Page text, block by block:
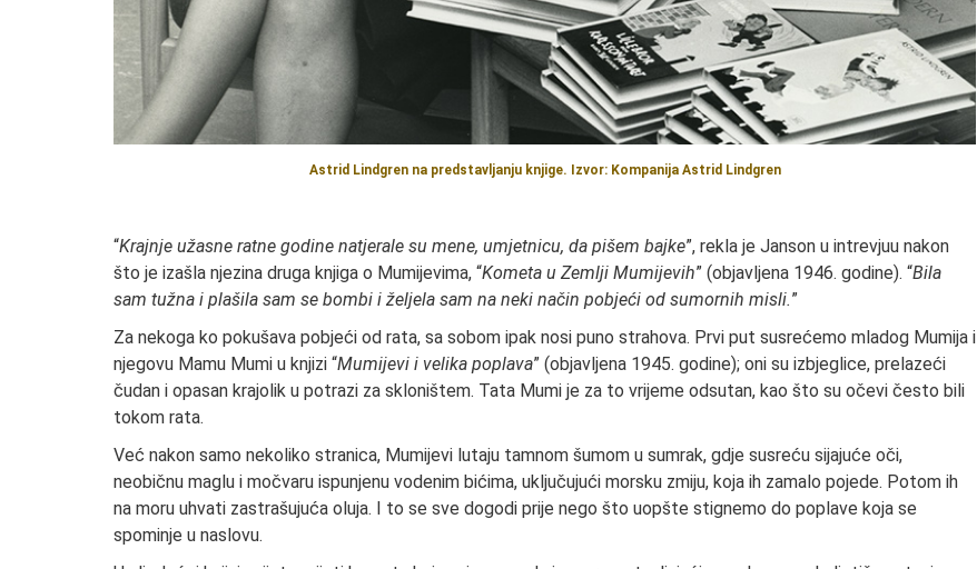
Astrid Lindgren na predstavljanju knjige. Izvor: Kompanija Astrid Lindgren
“Krajnje užasne ratne godine natjerale su mene, umjetnicu, da pišem bajke”, rekla je Janson u intrevjuu nakon
što je izašla njezina druga knjiga o Mumijevima, “Kometa u Zemlji Mumijevih” (objavljena 1946. godine). “Bila
sam tužna i plašila sam se bombi i željela sam na neki način pobjeći od sumornih misli.”
Za nekoga ko pokušava pobjeći od rata, sa sobom ipak nosi puno strahova. Prvi put susrećemo mladog Mumija i
njegovu Mamu Mumi u knjizi “Mumijevi i velika poplava” (objavljena 1945. godine); oni su izbjeglice, prelazeći
čudan i opasan krajolik u potrazi za skloništem. Tata Mumi je za to vrijeme odsutan, kao što su očevi često bili
tokom rata.
Već nakon samo nekoliko stranica, Mumijevi lutaju tamnom šumom u sumrak, gdje susreću sijajuće oči,
neobičnu maglu i močvaru ispunjenu vodenim bićima, uključujući morsku zmiju, koja ih zamalo pojede. Potom ih
na moru uhvati zastrašujuća oluja. I to se sve dogodi prije nego što uopšte stignemo do poplave koja se
spominje u naslovu.